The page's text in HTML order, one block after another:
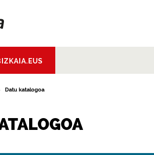
Datu katalogoa